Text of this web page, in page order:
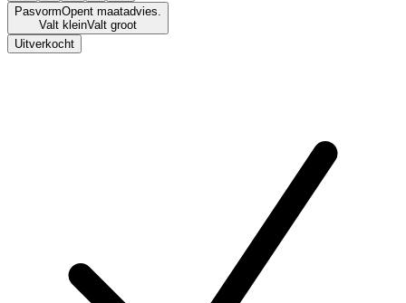
PasvormOpent maatadvies.
Valt kleinValt groot
Uitverkocht